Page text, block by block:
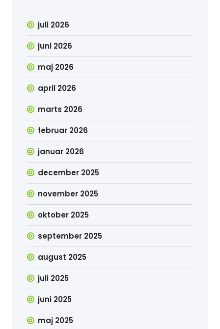
juli 2026
juni 2026
maj 2026
april 2026
marts 2026
februar 2026
januar 2026
december 2025
november 2025
oktober 2025
september 2025
august 2025
juli 2025
juni 2025
maj 2025